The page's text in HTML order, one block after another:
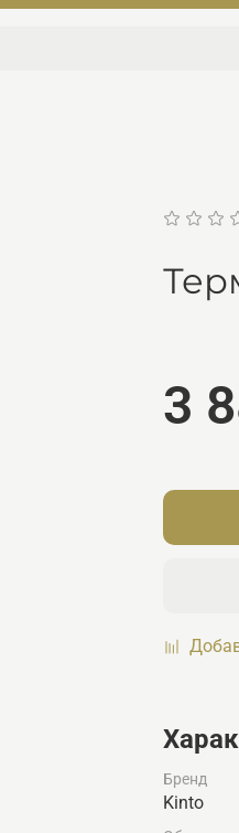
3
Бренд
Kinto